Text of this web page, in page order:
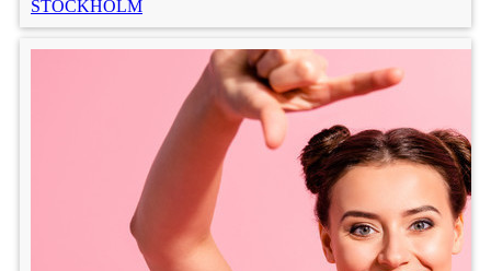
STOCKHOLM